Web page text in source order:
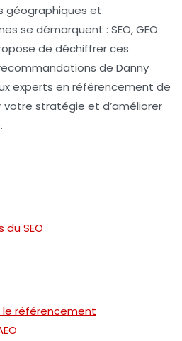
géographiques et
se démarquent : SEO,GEO
de déchiffrer ces
de Danny
experts en référencement de
votre stratégie et d’améliorer
SEO
le référencement